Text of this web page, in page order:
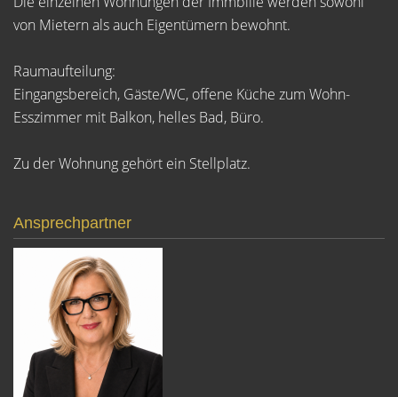
von Mietern als auch Eigentümern bewohnt.
Raumaufteilung:
Eingangsbereich, Gäste/WC, offene Küche zum Wohn-
Esszimmer mit Balkon, helles Bad, Büro.
Zu der Wohnung gehört ein Stellplatz.
Ansprechpartner